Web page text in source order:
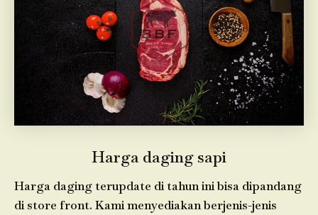
Harga daging sapi
Harga daging terupdate di tahun ini bisa dipandang
di store front. Kami menyediakan berjenis-jenis